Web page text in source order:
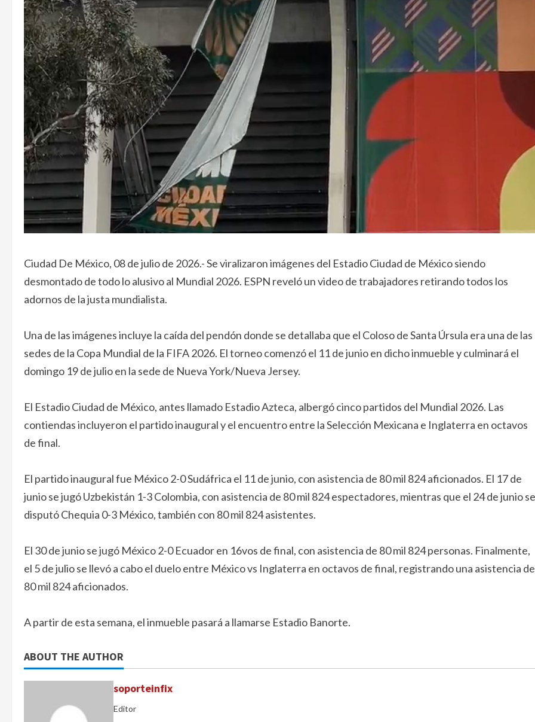
Ciudad De México, 08 de julio de 2026.- Se viralizaron imágenes del Estadio Ciudad de México siendo
desmontado de todo lo alusivo al Mundial 2026. ESPN reveló un video de trabajadores retirando todos los
adornos de la justa mundialista.
Una de las imágenes incluye la caída del pendón donde se detallaba que el Coloso de Santa Úrsula era una de las
sedes de la Copa Mundial de la FIFA 2026. El torneo comenzó el 11 de junio en dicho inmueble y culminará el
domingo 19 de julio en la sede de Nueva York/Nueva Jersey.
El Estadio Ciudad de México, antes llamado Estadio Azteca, albergó cinco partidos del Mundial 2026. Las
contiendas incluyeron el partido inaugural y el encuentro entre la Selección Mexicana e Inglaterra en octavos
de final.
El partido inaugural fue México 2-0 Sudáfrica el 11 de junio, con asistencia de 80 mil 824 aficionados. El 17 de
junio se jugó Uzbekistán 1-3 Colombia, con asistencia de 80 mil 824 espectadores, mientras que el 24 de junio se
disputó Chequia 0-3 México, también con 80 mil 824 asistentes.
El 30 de junio se jugó México 2-0 Ecuador en 16vos de final, con asistencia de 80 mil 824 personas. Finalmente,
el 5 de julio se llevó a cabo el duelo entre México vs Inglaterra en octavos de final, registrando una asistencia de
80 mil 824 aficionados.
A partir de esta semana, el inmueble pasará a llamarse Estadio Banorte.
ABOUT THE AUTHOR
soporteinfix
Editor